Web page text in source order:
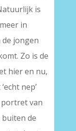
is
in
de jongen
Zo is de
hier en nu,
nep’
van
de